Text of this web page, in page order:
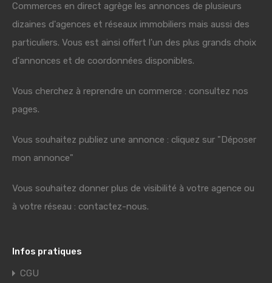
Commerces en direct agrège les annonces de plusieurs
dizaines d'agences et réseaux immobiliers mais aussi des
particuliers. Vous est ainsi offert l'un des plus grands choix
d'annonces et de coordonnées disponibles.
Vous cherchez à reprendre un commerce : consultez nos
pages.
Vous souhaitez publiez une annonce : cliquez sur "Déposer
mon annonce"
Vous souhaitez donner plus de visibilité à votre agence ou
à votre réseau : contactez-nous.
Infos pratiques
CGU